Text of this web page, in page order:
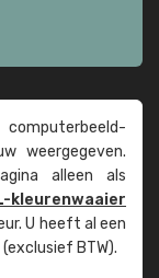
weer­gegeven.
alleen als
kleuren­waaier
U heeft al een
(exclusief BTW).